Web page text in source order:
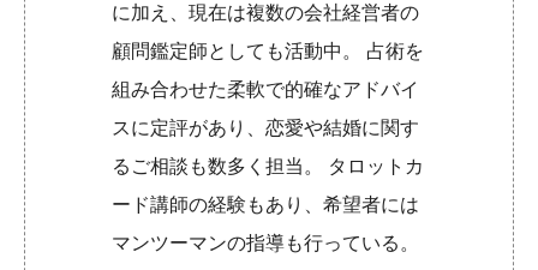
に加え、現在は複数の会社経営者の
顧問鑑定師としても活動中。 占術を
組み合わせた柔軟で的確なアドバイ
スに定評があり、恋愛や結婚に関す
るご相談も数多く担当。 タロットカ
ード講師の経験もあり、希望者には
マンツーマンの指導も行っている。